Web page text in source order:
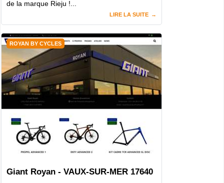
de la marque Rieju !...
LIRE LA SUITE
ROYAN BY CYCLES
Giant Royan - VAUX-SUR-MER 17640